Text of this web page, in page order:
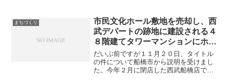
まちづくり
市民文化ホール敷地を売却し、西
武デパートの跡地に建設される４
８階建てタワーマンションにホー
ルを入れる案が浮上
だいぶ前ですが１１月２０日、タイトル
の件について船橋市から説明を受けまし
た。今年２月に閉店した西武船橋店です